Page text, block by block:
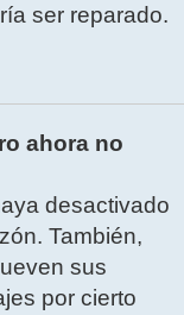
ser reparado.
ahora no
desactivado
También,
sus
por cierto